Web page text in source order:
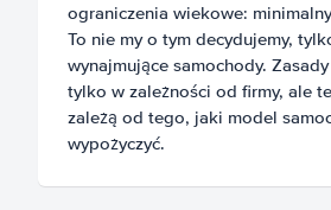
ograniczenia wiekowe:
To nie my o tym decydujemy,
wynajmujące samochody.
tylko w zależności od firmy, ale
zależą od tego, jaki model
wypożyczyć.